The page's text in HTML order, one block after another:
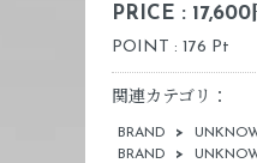
PRICE : 17,600
POINT : 176 Pt
関連カテゴリ：
BRAND >
BRAND
>